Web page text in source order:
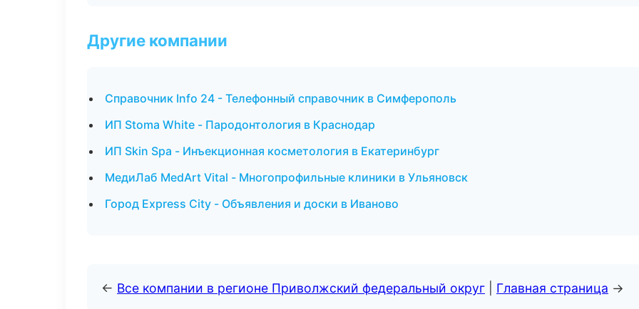
Другие компании
Справочник Info 24 - Телефонный справочник в Симферополь
ИП Stoma White - Пародонтология в Краснодар
ИП Skin Spa - Инъекционная косметология в Екатеринбург
МедиЛаб MedArt Vital - Многопрофильные клиники в Ульяновск
Город Express City - Объявления и доски в Иваново
← Все компании в регионе Приволжский федеральный округ Главная страница →